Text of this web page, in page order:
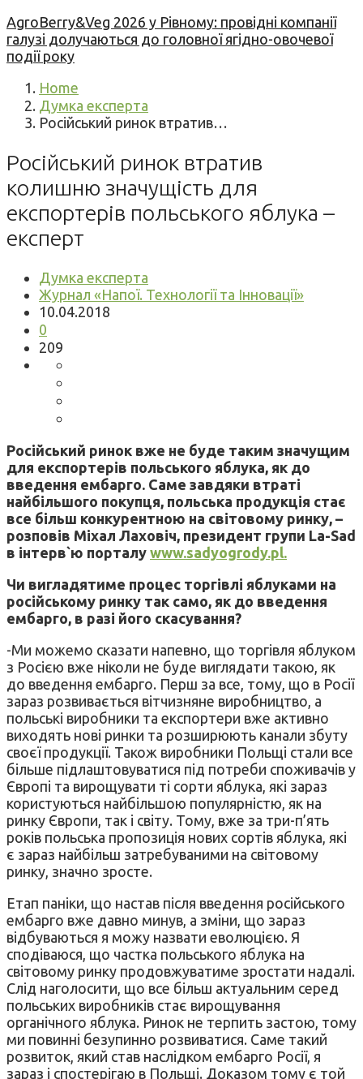
AgroBerry&Veg 2026 у Рівному: провідні компанії
галузі долучаються до головної ягідно-овочевої
події року
Home
Думка експерта
Російський ринок втратив…
Російський ринок втратив
колишню значущість для
експортерів польського яблука –
експерт
Думка експерта
Журнал «Напої. Технології та Інновації»
10.04.2018
0
209
Російський ринок вже не буде таким значущим
для експортерів польського яблука, як до
введення ембарго. Саме завдяки втраті
найбільшого покупця, польська продукція стає
все більш конкурентною на світовому ринку, –
розповів Міхал Лаховіч, президент групи La-Sad
в інтерв`ю порталу www.sadyogrody.pl.
Чи вигладятиме процес торгівлі яблуками на
російському ринку так само, як до введення
ембарго, в разі його скасування?
-Ми можемо сказати напевно, що торгівля яблуком
з Росією вже ніколи не буде виглядати такою, як
до введення ембарго. Перш за все, тому, що в Росії
зараз розвивається вітчизняне виробництво, а
польські виробники та експортери вже активно
виходять нові ринки та розширюють канали збуту
своєї продукції. Також виробники Польщі стали все
більше підлаштовуватися під потреби споживачів у
Європі та вирощувати ті сорти яблука, які зараз
користуються найбільшою популярністю, як на
ринку Європи, так і світу. Тому, вже за три-п’ять
років польська пропозиція нових сортів яблука, які
є зараз найбільш затребуваними на світовому
ринку, значно зросте.
Етап паніки, що настав після введення російського
ембарго вже давно минув, а зміни, що зараз
відбуваються я можу назвати еволюцією. Я
сподіваюся, що частка польського яблука на
світовому ринку продовжуватиме зростати надалі.
Слід наголосити, що все більш актуальним серед
польських виробників стає вирощування
органічного яблука. Ринок не терпить застою, тому
ми повинні безупинно розвиватися. Саме такий
розвиток, який став наслідком ембарго Росії, я
зараз і спостерігаю в Польщі. Доказом тому є той